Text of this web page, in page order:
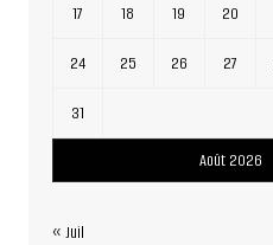
Août 2026
17 18 19 20
24 25 26 27
31
« Juil